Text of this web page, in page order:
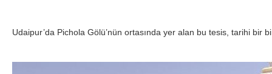
Udaipur’da Pichola Gölü’nün ortasında yer alan bu tesis, tarihi bir